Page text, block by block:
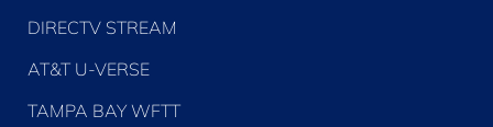
DIRECTV STREAM
AT&T U-VERSE
TAMPA BAY WFTT